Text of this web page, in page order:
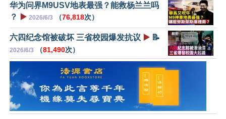
华为问界M9USV地表最强？能救杨兰兰吗
？
▶️ 2026/6/3 （76,818次）
六四纪念馆被破坏 三省校园爆发抗议 ▶️ 📝
2026/6/3 （81,490次）